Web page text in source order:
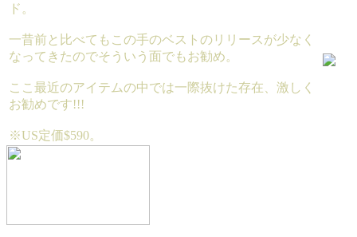
ド。
一昔前と比べてもこの手のベストのリリースが少なく
なってきたのでそういう面でもお勧め。
ここ最近のアイテムの中では一際抜けた存在、激しく
お勧めです!!!
※US定価$590。